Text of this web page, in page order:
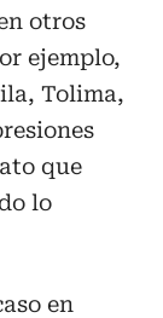
otros
ejemplo,
Tolima,
que
lo
en